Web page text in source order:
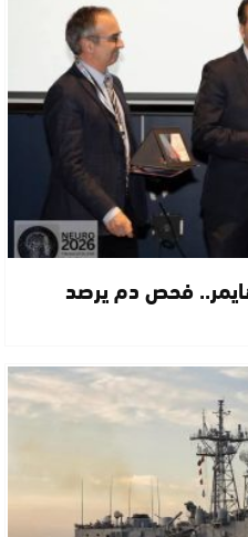
فحص دم يرصد